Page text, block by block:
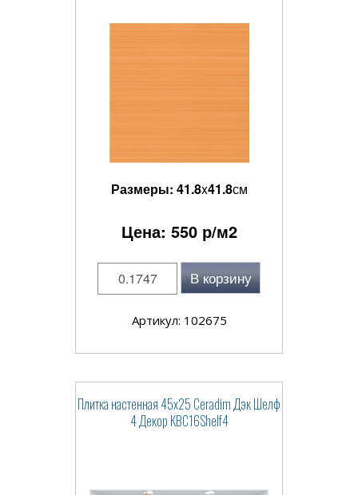
Размеры: 41.8x41.8см
Цена: 550р/м2
В корзину
Артикул: 102675
Плитка настенная 45x25 Ceradim Дэк Шелф
4 Декор КВС16Shelf4